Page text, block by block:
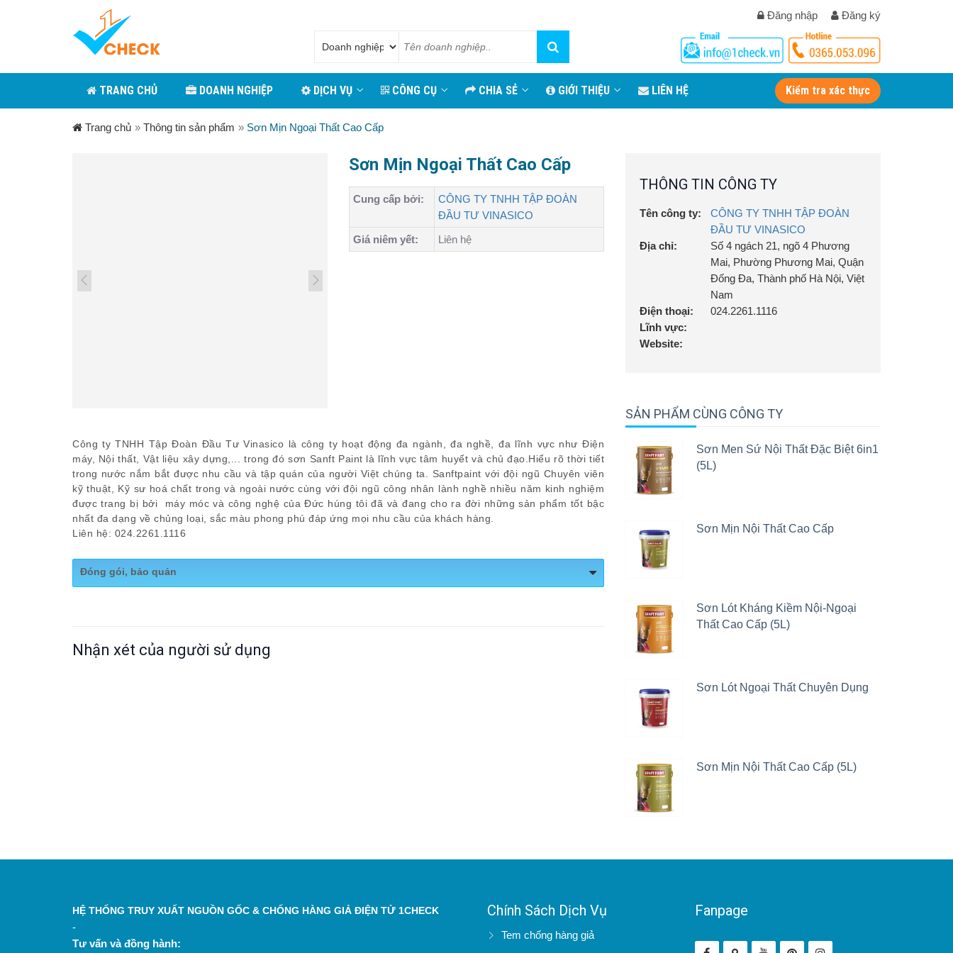
Đăng nhập Đăng ký
TRANG CHỦ DOANH NGHIỆP DỊCH VỤ CÔNG CỤ CHIA SẺ GIỚI THIỆU LIÊN HỆ Kiểm tra xác thực
Trang chủ » Thông tin sản phẩm » Sơn Mịn Ngoại Thất Cao Cấp
Sơn Mịn Ngoại Thất Cao Cấp
Cung cấp bởi:
CÔNG TY TNHH TẬP ĐOÀN
ĐẦU TƯ VINASICO
Giá niêm yết:
Liên hệ
Công ty TNHH Tập Đoàn Đầu Tư Vinasico là công ty hoạt động đa ngành, đa nghề, đa lĩnh vực như Điện
máy, Nội thất, Vật liệu xây dựng,... trong đó sơn Sanft Paint là lĩnh vực tâm huyết và chủ đạo.Hiểu rõ thời tiết
trong nước nắm bắt được nhu cầu và tập quán của người Việt chúng ta. Sanftpaint với đội ngũ Chuyên viên
kỹ thuật, Kỹ sư hoá chất trong và ngoài nước cùng với đội ngũ công nhân lành nghề nhiều năm kinh nghiệm
được trang bị bởi máy móc và công nghệ của Đức húng tôi đã và đang cho ra đời những sản phẩm tốt bậc
nhất đa dạng về chủng loại, sắc màu phong phú đáp ứng mọi nhu cầu của khách hàng.
Liên hệ: 024.2261.1116
Đóng gói, bảo quản
Nhận xét của người sử dụng
THÔNG TIN CÔNG TY
Tên công ty:
CÔNG TY TNHH TẬP ĐOÀN
ĐẦU TƯ VINASICO
Địa chỉ:
Số 4 ngách 21, ngõ 4 Phương
Mai, Phường Phương Mai, Quận
Đống Đa, Thành phố Hà Nội, Việt
Nam
Điện thoại:
024.2261.1116
Lĩnh vực:
Website:
SẢN PHẨM CÙNG CÔNG TY
Sơn Men Sứ Nội Thất Đặc Biệt 6in1
(5L)
Sơn Mịn Nội Thất Cao Cấp
Sơn Lót Kháng Kiềm Nội-Ngoại
Thất Cao Cấp (5L)
Sơn Lót Ngoại Thất Chuyên Dụng
Sơn Mịn Nội Thất Cao Cấp (5L)
HỆ THỐNG TRUY XUẤT NGUỒN GỐC & CHỐNG HÀNG GIẢ ĐIỆN TỬ 1CHECK
-
Tư vấn và đồng hành:
Chính Sách Dịch Vụ
Tem chống hàng giả
Fanpage